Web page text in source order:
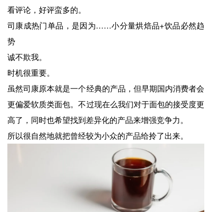
看评论，好评蛮多的。
司康成热门单品，是因为……小分量烘焙品+饮品必然趋
势
诚不欺我。
时机很重要。
虽然司康原本就是一个经典的产品，但早期国内消费者会
更偏爱软质类面包。不过现在么我们对于面包的接受度更
高了，同时也希望找到差异化的产品来增强竞争力。
所以很自然地就把曾经较为小众的产品给拎了出来。